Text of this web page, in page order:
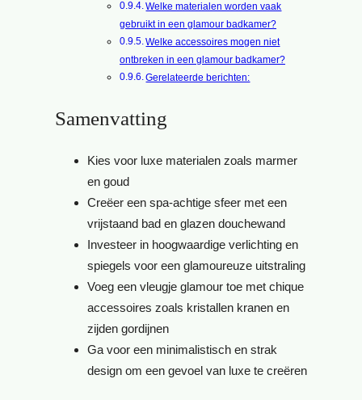
Welke materialen worden vaak
gebruikt in een glamour badkamer?
Welke accessoires mogen niet
ontbreken in een glamour badkamer?
Gerelateerde berichten:
Samenvatting
Kies voor luxe materialen zoals marmer
en goud
Creëer een spa-achtige sfeer met een
vrijstaand bad en glazen douchewand
Investeer in hoogwaardige verlichting en
spiegels voor een glamoureuze uitstraling
Voeg een vleugje glamour toe met chique
accessoires zoals kristallen kranen en
zijden gordijnen
Ga voor een minimalistisch en strak
design om een gevoel van luxe te creëren